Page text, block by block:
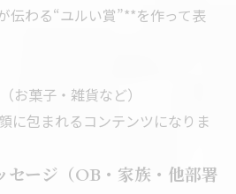
伝わる“ユルい賞”**を作って表
お菓子・雑貨など）
に包まれるコンテンツになりま
セージ（OB・家族・他部署